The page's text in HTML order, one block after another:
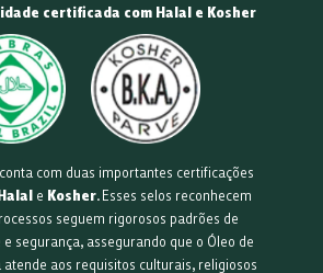
certificada com Halal e Kosher
com duas importantes certificações
e Kosher. Esses selos reconhecem
seguem rigorosos padrões de
segurança, assegurando que o Óleo de
atende aos requisitos culturais, religiosos